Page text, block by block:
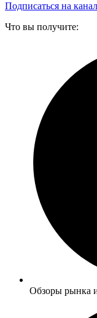
Подписаться на канал
Что вы получите:
Обзоры рынка